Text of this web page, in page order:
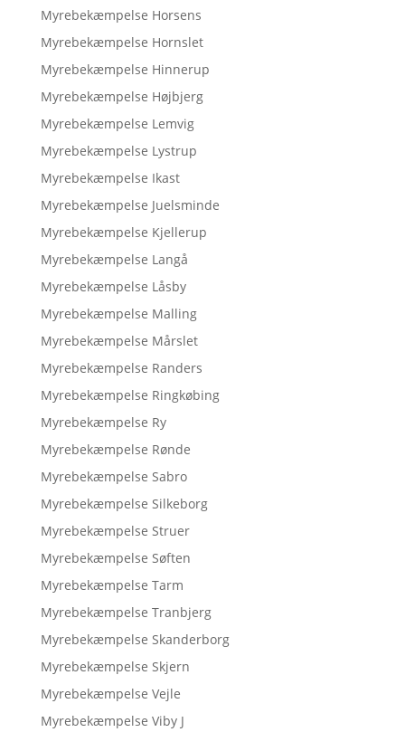
Myrebekæmpelse Horsens
Myrebekæmpelse Hornslet
Myrebekæmpelse Hinnerup
Myrebekæmpelse Højbjerg
Myrebekæmpelse Lemvig
Myrebekæmpelse Lystrup
Myrebekæmpelse Ikast
Myrebekæmpelse Juelsminde
Myrebekæmpelse Kjellerup
Myrebekæmpelse Langå
Myrebekæmpelse Låsby
Myrebekæmpelse Malling
Myrebekæmpelse Mårslet
Myrebekæmpelse Randers
Myrebekæmpelse Ringkøbing
Myrebekæmpelse Ry
Myrebekæmpelse Rønde
Myrebekæmpelse Sabro
Myrebekæmpelse Silkeborg
Myrebekæmpelse Struer
Myrebekæmpelse Søften
Myrebekæmpelse Tarm
Myrebekæmpelse Tranbjerg
Myrebekæmpelse Skanderborg
Myrebekæmpelse Skjern
Myrebekæmpelse Vejle
Myrebekæmpelse Viby J